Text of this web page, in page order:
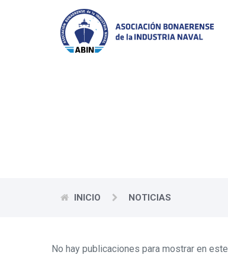
INICIO NOTICIAS
No hay publicaciones para mostrar en